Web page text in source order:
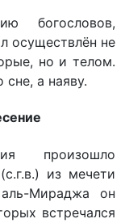
богословов,
осуществлён не
но и телом.
а наяву.
произошло
из мечети
Мираджа он
встречался